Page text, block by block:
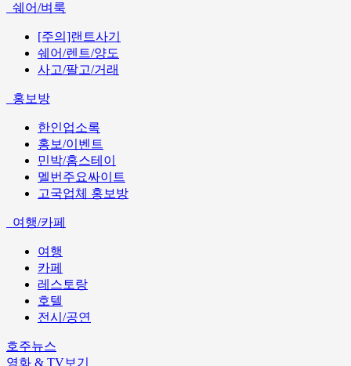
쉐어/벼룩
[주의]랜트사기
쉐어/렌트/양도
사고/팔고/거래
홍보방
한인업소록
홍보/이벤트
민박/홈스테이
멜번주요싸이트
고국업체 홍보방
여행/카페
여행
카페
레스토랑
호텔
전시/공연
호주뉴스
영화 & TV보기